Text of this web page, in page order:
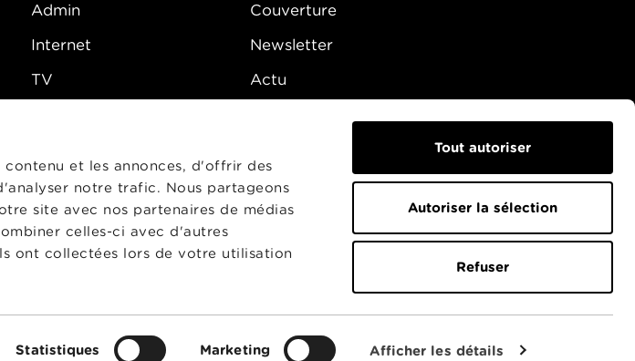
et les annonces, d'offrir des
notre trafic. Nous partageons
site avec nos partenaires de médias
celles-ci avec d'autres
ont collectées lors de votre utilisation
Statistiques Marketing Afficher les détails
Tout autoriser
Autoriser la sélection
Refuser
Admin
Internet
TV
Fibre
Sécurité
État du réseau
Couverture
Newsletter
Actu